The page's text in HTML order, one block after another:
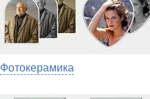
Фотокерамика